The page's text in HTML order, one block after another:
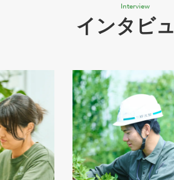
Interview
インタビ